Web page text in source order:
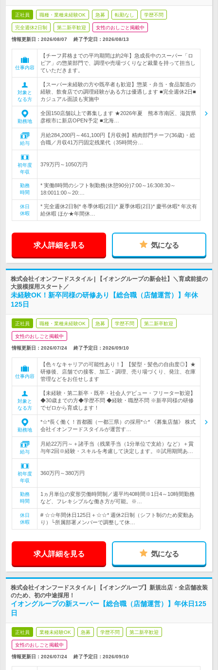
正社員 職種・業種未経験OK 急募 転勤なし 学歴不問
完全週休2日制 第二新卒歓迎 女性のおしごと掲載中
情報更新日：2026/08/07 終了予定日： 2026/08/13
仕事内容
【チーフ昇格までの平均期間は約2年】急成長中のスーパー「ロ
ピア」の惣菜部門で、調理や売場づくりなど裁量を持って担当し
ていただきます。
対象と
なる方
【スーパー未経験の方や既卒者も歓迎】惣菜・弁当・食品製造の
経験、飲食店での調理経験がある方は優遇します ■完全週休2日■
カジュアル面談も実施中
勤務地
全国150店舗以上で募集します ★2026年夏 熊本市南区、滋賀県
彦根市に新店OPEN予定 ■北海…
給与
月給284,200円～461,100円【月収例】精肉部門チーフ(36歳)・総
合職／月収41万円固定残業代（35時間分…
初年度
年収
379万円～1050万円
勤務
時間
* 実働8時間のシフト制勤務(休憩90分)7:00～16:308:30～
18:0011:00～20:…
休日
休暇
* 完全週休2日制* 冬季休暇(2日)* 夏季休暇(2日)* 慶弔休暇* 年次有
給休暇 ほか★年間休…
求人詳細を見る 気になる
株式会社イオンフードスタイル | 【イオングループの新会社】＼育成前提の
大規模採用スタート／
未経験OK！新卒同様の研修あり【総合職（店舗運営）】年休
125日
正社員 職種・業種未経験OK 急募 学歴不問 第二新卒歓迎
女性のおしごと掲載中
情報更新日：2026/07/24 終了予定日： 2026/09/10
仕事内容
【色々なキャリアの可能性あり！】【髪型・髪色の自由度◎】★
研修後、店舗での接客、加工・調理、売り場づくり、発注、在庫
管理などをお任せします
対象と
なる方
【未経験・第二新卒・既卒・社会人デビュー・フリーター歓迎】
◆30歳までの方◆学歴不問 ◆経験・職歴不問 ※新卒同様の研修
でゼロから育成します！
勤務地
*☆*長く働く！首都圏（一都三県）の採用*☆* 《募集店舗》 株式
会社イオンフードスタイルが運営す…
給与
月給22万円～＋諸手当（残業手当（1分単位で支給）など）＋賞
与年2回※経験・スキルを考慮して決定します。※試用期間あ…
初年度
年収
360万円～380万円
勤務
時間
1ヵ月単位の変形労働時間制／週平均40時間※1日4～10時間勤務
など、フレキシブルな働き方が可能。※…
休日
休暇
# ☆☆年間休日125日＋☆☆* 週休2日制（シフト制のため変動あ
り）└所属部署メンバーで調整して休…
求人詳細を見る 気になる
株式会社イオンフードスタイル | 【イオングループ】新規出店・全店舗改装
のため、初の中途採用！
イオングループの新スーパー【総合職（店舗運営）】年休日125
日
正社員 業種未経験OK 急募 学歴不問 第二新卒歓迎
女性のおしごと掲載中
情報更新日：2026/07/24 終了予定日： 2026/09/10